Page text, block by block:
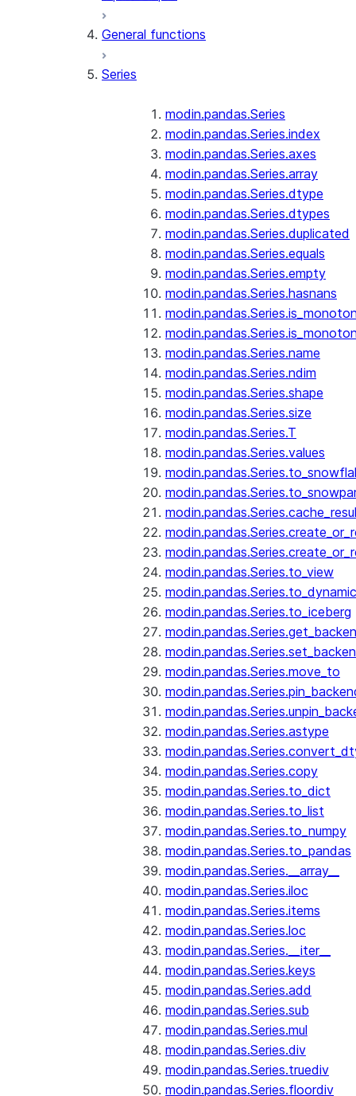
General functions
Series
modin.pandas.Series
modin.pandas.Series.index
modin.pandas.Series.axes
modin.pandas.Series.array
modin.pandas.Series.dtype
modin.pandas.Series.dtypes
modin.pandas.Series.duplicated
modin.pandas.Series.equals
modin.pandas.Series.empty
modin.pandas.Series.hasnans
modin.pandas.Series.name
modin.pandas.Series.ndim
modin.pandas.Series.shape
modin.pandas.Series.size
modin.pandas.Series.T
modin.pandas.Series.values
modin.pandas.Series.to_view
modin.pandas.Series.to_iceberg
modin.pandas.Series.move_to
modin.pandas.Series.astype
modin.pandas.Series.copy
modin.pandas.Series.to_dict
modin.pandas.Series.to_list
modin.pandas.Series.to_numpy
modin.pandas.Series.to_pandas
modin.pandas.Series.__array__
modin.pandas.Series.iloc
modin.pandas.Series.items
modin.pandas.Series.loc
modin.pandas.Series.__iter__
modin.pandas.Series.keys
modin.pandas.Series.add
modin.pandas.Series.sub
modin.pandas.Series.mul
modin.pandas.Series.div
modin.pandas.Series.truediv
modin.pandas.Series.floordiv